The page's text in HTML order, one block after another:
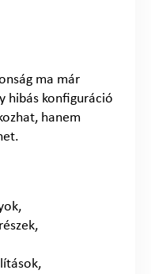
ma már
hibás konfiguráció
hanem